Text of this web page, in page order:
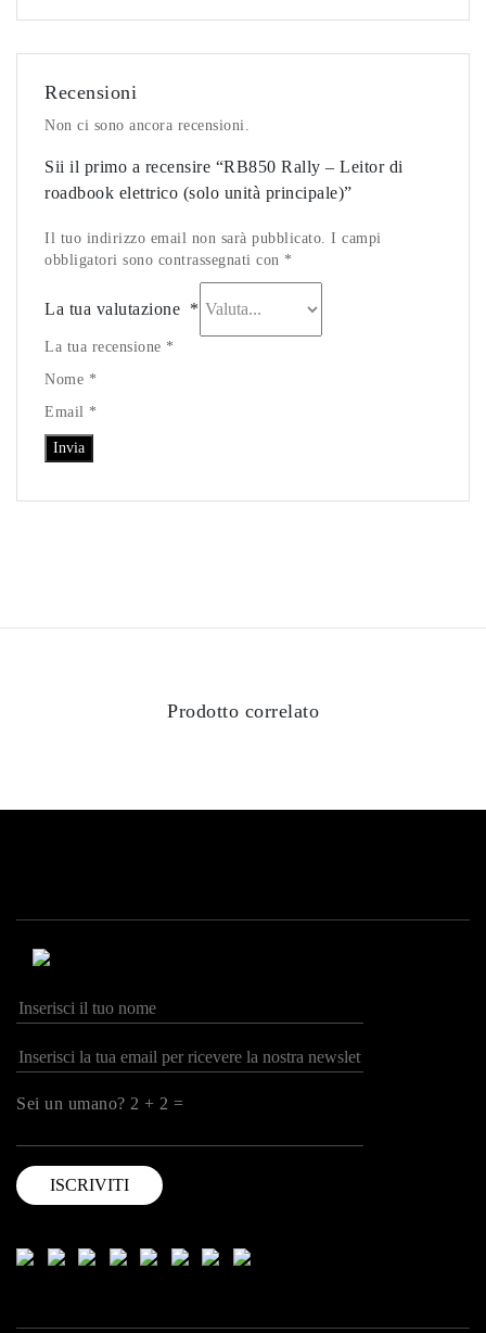
Recensioni
Non ci sono ancora recensioni.
Sii il primo a recensire “RB850 Rally – Leitor di
roadbook elettrico (solo unità principale)”
Il tuo indirizzo email non sarà pubblicato. I campi
obbligatori sono contrassegnati con *
La tua valutazione *
La tua recensione *
Nome *
Email *
Prodotto correlato
Sei un umano? 2 + 2 =